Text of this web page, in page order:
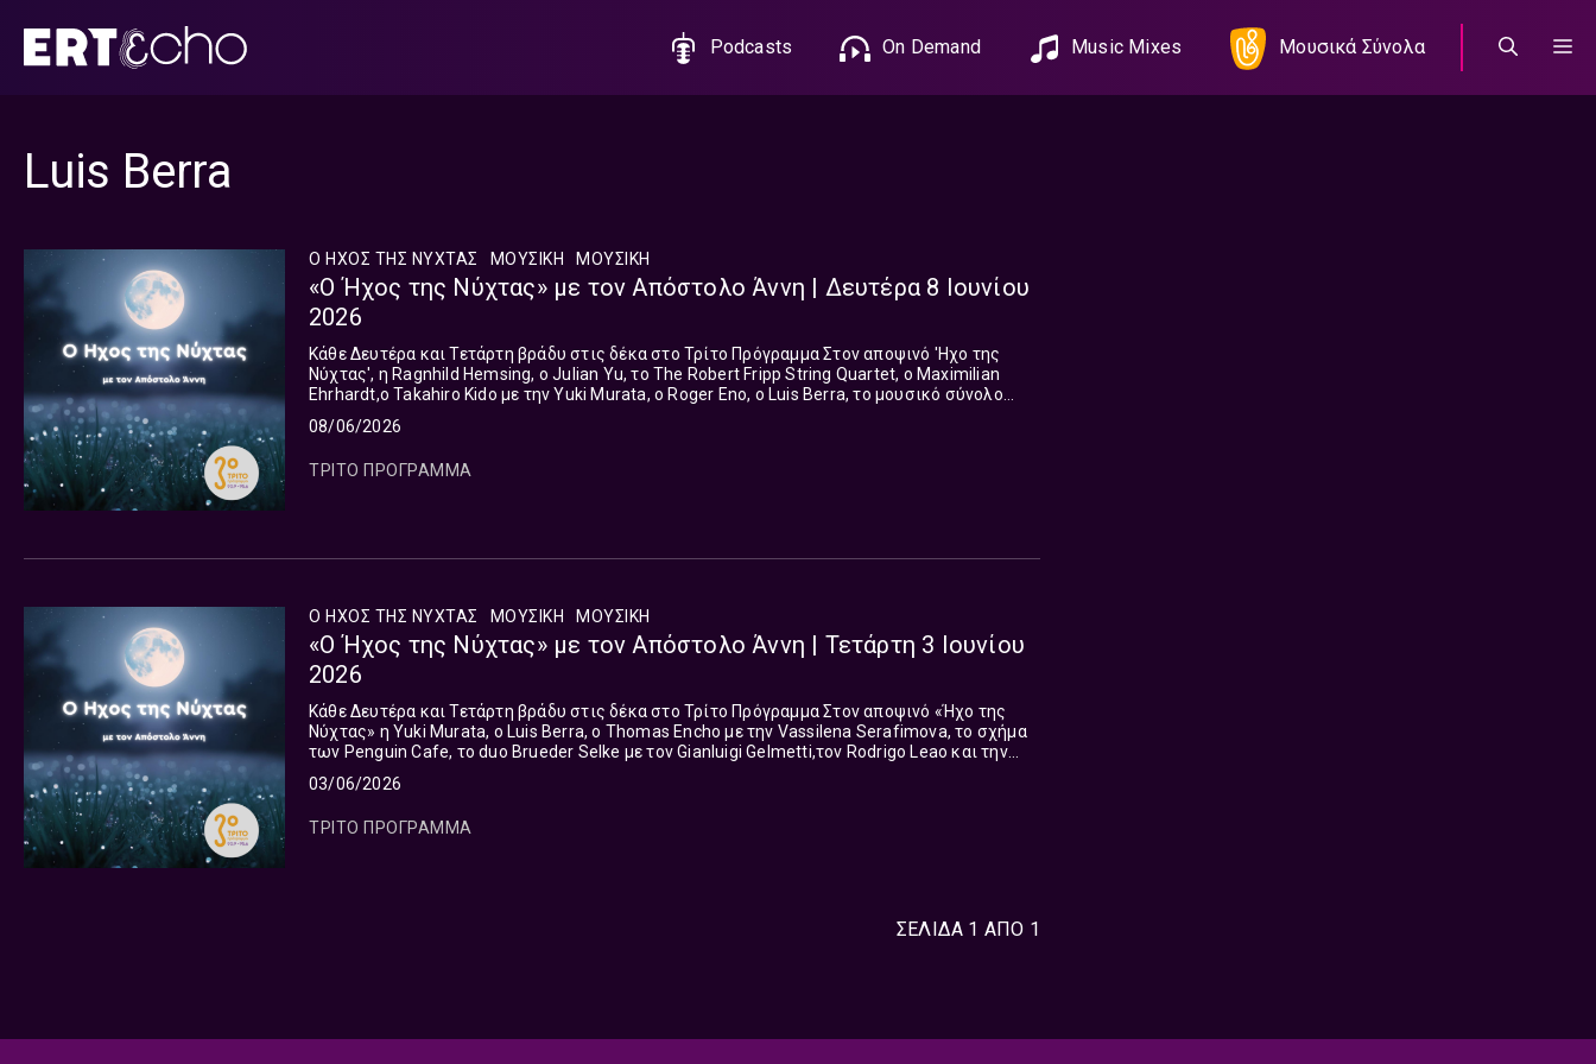
περιεχόμενο
Podcasts On Demand Music Mixes Μουσικά Σύνολα
Luis Berra
Ο ΗΧΟΣ ΤΗΣ ΝΥΧΤΑΣ ΜΟΥΣΙΚΗ ΜΟΥΣΙΚΉ
«Ο Ήχος της Νύχτας» με τον Απόστολο Άννη | Δευτέρα 8 Ιουνίου
2026
Κάθε Δευτέρα και Τετάρτη βράδυ στις δέκα στο Τρίτο Πρόγραμμα Στον αποψινό 'Ηχο της
Νύχτας', η Ragnhild Hemsing, o Julian Yu, το The Robert Fripp String Quartet, o Maximilian
Ehrhardt,o Takahiro Kido με την Yuki Murata, o Roger Eno, o Luis Berra, το μουσικό σύνολο
08/06/2026
ΤΡΙΤΟ ΠΡΟΓΡΑΜΜΑ
Ο ΗΧΟΣ ΤΗΣ ΝΥΧΤΑΣ ΜΟΥΣΙΚΗ ΜΟΥΣΙΚΉ
«Ο Ήχος της Νύχτας» με τον Απόστολο Άννη | Τετάρτη 3 Ιουνίου
2026
Κάθε Δευτέρα και Τετάρτη βράδυ στις δέκα στο Τρίτο Πρόγραμμα Στον αποψινό «Ήχο της
Νύχτας» η Yuki Murata, o Luis Berra, o Thomas Encho με την Vassilena Serafimova, το σχήμα
των Penguin Cafe, το duo Brueder Selke με τον Gianluigi Gelmetti,τον Rodrigo Leao και την
03/06/2026
ΤΡΙΤΟ ΠΡΟΓΡΑΜΜΑ
ΣΕΛΙΔΑ 1 ΑΠΟ 1